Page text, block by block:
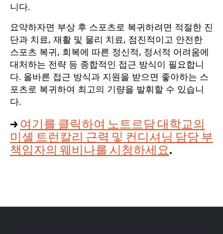
니다.
요약하자면 부상 후 스포츠로 복귀하려면 적절한 진
단과 치료, 재활 및 물리 치료, 점진적이고 안전한
스포츠 복귀, 회복에 따른 정신적, 정서적 어려움에
대처하는 전략 등 종합적인 접근 방식이 필요합니
다. 올바른 접근 방식과 지원을 받으면 좋아하는 스
포츠로 복귀하여 최고의 기량을 발휘할 수 있습니
다.
→ 여기를 클릭하여 노트르담 대학교의
미셸 트런칼리 근력 및 컨디셔닝 담당 부
책임자의 웨비나를 시청하세요.